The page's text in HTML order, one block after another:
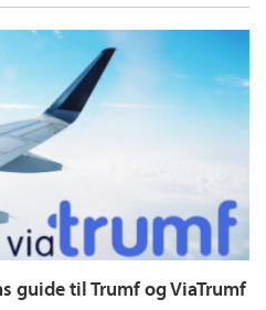
guide til Trumf og ViaTrumf